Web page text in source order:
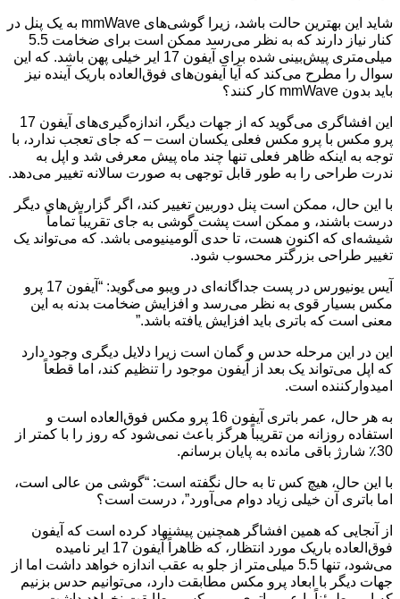
شاید این بهترین حالت باشد، زیرا گوشی‌های mmWave به یک پنل در
کنار نیاز دارند که به نظر می‌رسد ممکن است برای ضخامت 5.5
میلی‌متری پیش‌بینی شده برای آیفون 17 ایر خیلی پهن باشد. که این
سوال را مطرح می‌کند که آیا آیفون‌های فوق‌العاده باریک آینده نیز
باید بدون mmWave کار کنند؟
این افشاگری می‌گوید که از جهات دیگر، اندازه‌گیری‌های آیفون 17
پرو مکس با پرو مکس فعلی یکسان است – که جای تعجب ندارد، با
توجه به اینکه ظاهر فعلی تنها چند ماه پیش معرفی شد و اپل به
ندرت طراحی را به طور قابل توجهی به صورت سالانه تغییر می‌دهد.
با این حال، ممکن است پنل دوربین تغییر کند، اگر گزارش‌های دیگر
درست باشند، و ممکن است پشت گوشی به جای تقریباً تماماً
شیشه‌ای که اکنون هست، تا حدی آلومینیومی باشد. که می‌تواند یک
تغییر طراحی بزرگتر محسوب شود.
آیس یونیورس در پست جداگانه‌ای در ویبو می‌گوید: “آیفون 17 پرو
مکس بسیار قوی به نظر می‌رسد و افزایش ضخامت بدنه به این
معنی است که باتری باید افزایش یافته باشد.”
این در این مرحله حدس و گمان است زیرا دلایل دیگری وجود دارد
که اپل می‌تواند یک بعد از آیفون موجود را تنظیم کند، اما قطعاً
امیدوارکننده است.
به هر حال، عمر باتری آیفون 16 پرو مکس فوق‌العاده است و
استفاده روزانه من تقریباً هرگز باعث نمی‌شود که روز را با کمتر از
30٪ شارژ باقی مانده به پایان برسانم.
با این حال، هیچ کس تا به حال نگفته است: “گوشی من عالی است،
اما باتری آن خیلی زیاد دوام می‌آورد”، درست است؟
از آنجایی که همین افشاگر همچنین پیشنهاد کرده است که آیفون
فوق‌العاده باریک مورد انتظار، که ظاهراً آیفون 17 ایر نامیده
می‌شود، تنها 5.5 میلی‌متر از جلو به عقب اندازه خواهد داشت اما از
جهات دیگر با ابعاد پرو مکس مطابقت دارد، می‌توانیم حدس بزنیم